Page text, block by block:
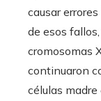
causar
de esos
cromosomas
continuaron
células